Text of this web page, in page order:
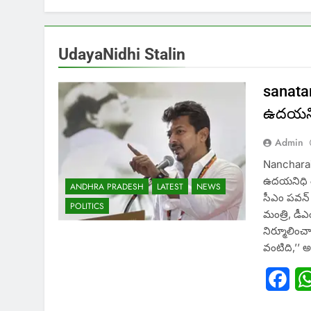
UdayaNidhi Stalin
ANDHRA PRADESH LATEST
NEWS
POLITICS
Admin
ఉదయనిధి
సీఎం పవన్‌
మంత్రి,
వంటిది,’’